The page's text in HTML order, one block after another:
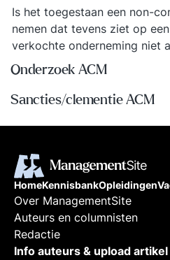
Is het toegestaan een non-
nemen dat tevens ziet op
verkochte onderneming niet
Onderzoek ACM
Sancties/clementie ACM
HomeKennisbankOpleidingen
Over ManagementSite
Auteurs en columnisten
Redactie
Info auteurs & upload